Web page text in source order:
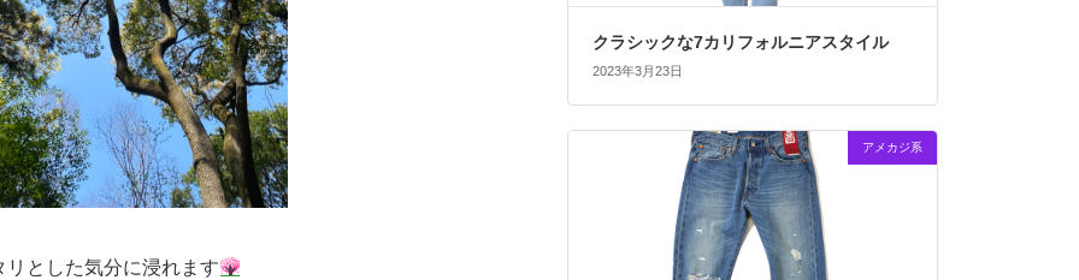
とした気分に浸れます
クラシックな7カリフォルニアスタイル
2023年3月23日
アメカジ系